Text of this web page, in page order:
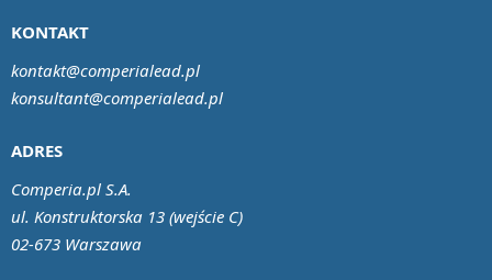
ADRES
Comperia.pl S.A.
ul. Konstruktorska 13 (wejście C)
02-673 Warszawa
KONTAKT
kontakt@comperialead.pl
konsultant@comperialead.pl